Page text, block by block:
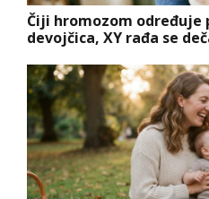
Čiji hromozom određuje
devojčica, XY rađa se